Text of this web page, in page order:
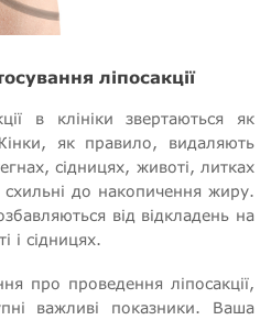
ліпосакції
в клініки звертаються як
як правило, видаляють
сідницях, животі, литках
схильні до накопичення жиру.
від відкладень на
і сідницях.
про проведення ліпосакції,
важливі показники. Ваша